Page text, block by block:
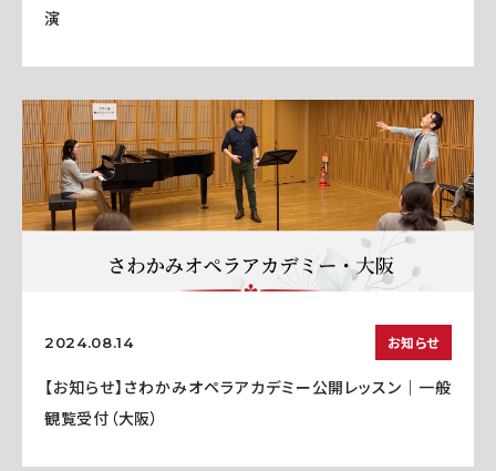
演
2024.08.14 お知らせ
【お知らせ】さわかみオペラアカデミー公開レッスン｜一般
観覧受付（大阪）